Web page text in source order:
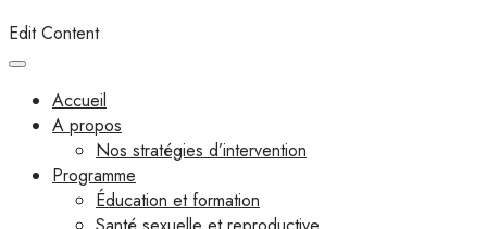
Edit Content
Accueil
A propos
Nos stratégies d’intervention
Programme
Éducation et formation